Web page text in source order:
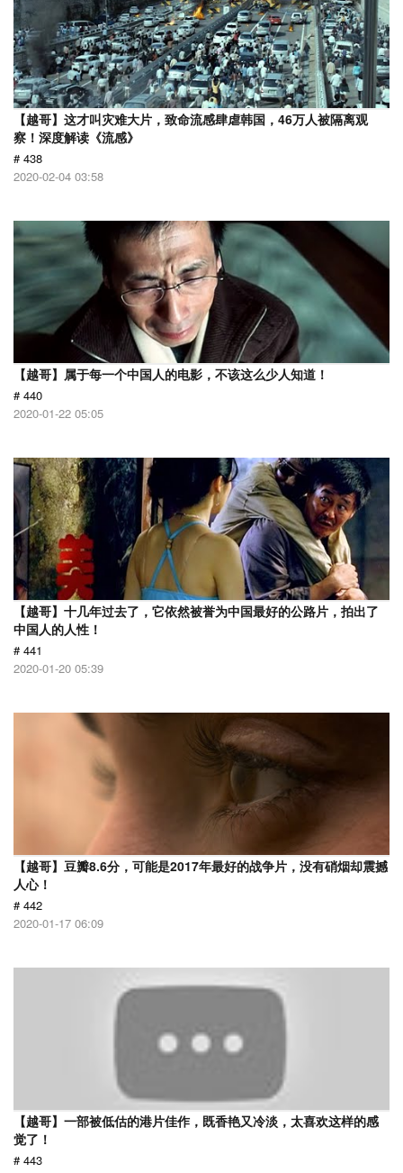
【越哥】这才叫灾难大片，致命流感肆虐韩国，46万人被隔离观
察！深度解读《流感》
# 438
2020-02-04 03:58
【越哥】属于每一个中国人的电影，不该这么少人知道！
# 440
2020-01-22 05:05
【越哥】十几年过去了，它依然被誉为中国最好的公路片，拍出了
中国人的人性！
# 441
2020-01-20 05:39
【越哥】豆瓣8.6分，可能是2017年最好的战争片，没有硝烟却震撼
人心！
# 442
2020-01-17 06:09
【越哥】一部被低估的港片佳作，既香艳又冷淡，太喜欢这样的感
觉了！
# 443